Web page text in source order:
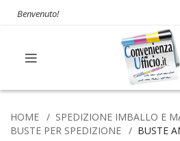
Benvenuto!
HOME
SPEDIZIONE IMBALLO E
BUSTE PER SPEDIZIONE
BUSTE